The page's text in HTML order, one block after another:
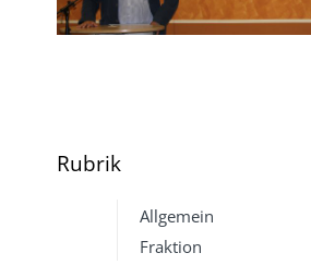
Rubrik
Allgemein
Fraktion